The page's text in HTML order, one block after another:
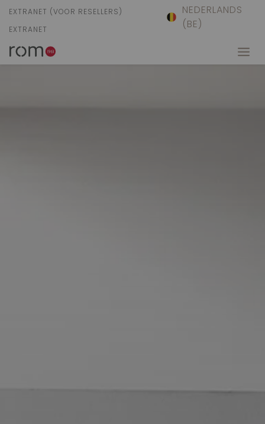
EXTRANET (VOOR RESELLERS)
EXTRANET
NEDERLANDS
(BE)